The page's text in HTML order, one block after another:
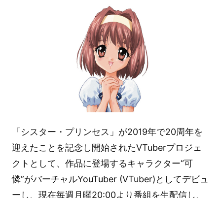
「シスター・プリンセス」が2019年で20周年を
迎えたことを記念し開始されたVTuberプロジェ
クトとして、作品に登場するキャラクター“可
憐”がバーチャルYouTuber (VTuber)としてデビュ
ーし、現在毎週月曜20:00より番組を生配信し、